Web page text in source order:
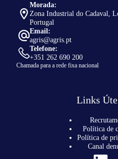
Morada:
Zona Industrial do Cadaval,
Portugal
Email:
agris@agris.pt
Telefone:
+351 262 690 200
Chamada para a rede fixa nacional
Links
Política de
Política de
Canal